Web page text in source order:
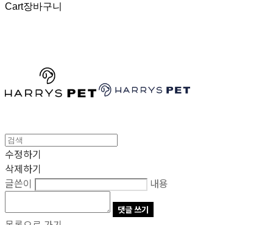
Cart장바구니
수정하기
삭제하기
글쓴이
내용
댓글 쓰기